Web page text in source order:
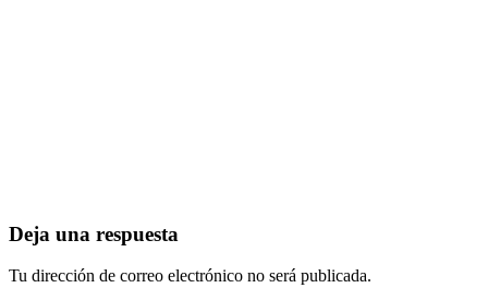
Deja una respuesta
Tu dirección de correo electrónico no será publicada.